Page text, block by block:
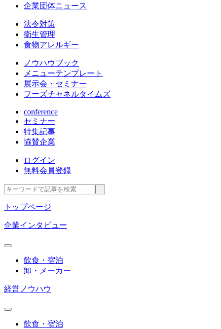
企業団体ニュース
法令対策
衛生管理
食物アレルギー
ノウハウブック
メニューテンプレート
展示会・セミナー
フーズチャネルタイムズ
conference
セミナー
特集記事
協賛企業
ログイン
無料会員登録
トップページ
企業インタビュー
飲食・宿泊
卸・メーカー
経営ノウハウ
飲食・宿泊